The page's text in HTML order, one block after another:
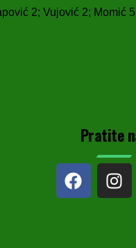
2; Vujović 2; Momić
Pratite